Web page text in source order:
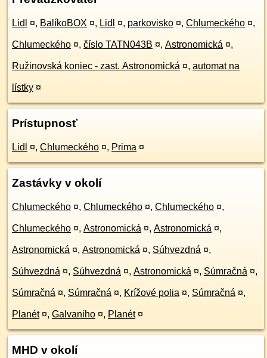
Lidl ¤, BalíkoBOX ¤, Lidl ¤, parkovisko ¤, Chlumeckého ¤,
Chlumeckého ¤, číslo TATN043B ¤, Astronomická ¤,
Ružinovská koniec - zast. Astronomická ¤, automat na
lístky ¤
Prístupnosť
Lidl ¤, Chlumeckého ¤, Prima ¤
Zastávky v okolí
Chlumeckého ¤, Chlumeckého ¤, Chlumeckého ¤,
Chlumeckého ¤, Astronomická ¤, Astronomická ¤,
Astronomická ¤, Astronomická ¤, Súhvezdná ¤,
Súhvezdná ¤, Súhvezdná ¤, Astronomická ¤, Súmračná ¤,
Súmračná ¤, Súmračná ¤, Krížové polia ¤, Súmračná ¤,
Planét ¤, Galvaniho ¤, Planét ¤
MHD v okolí